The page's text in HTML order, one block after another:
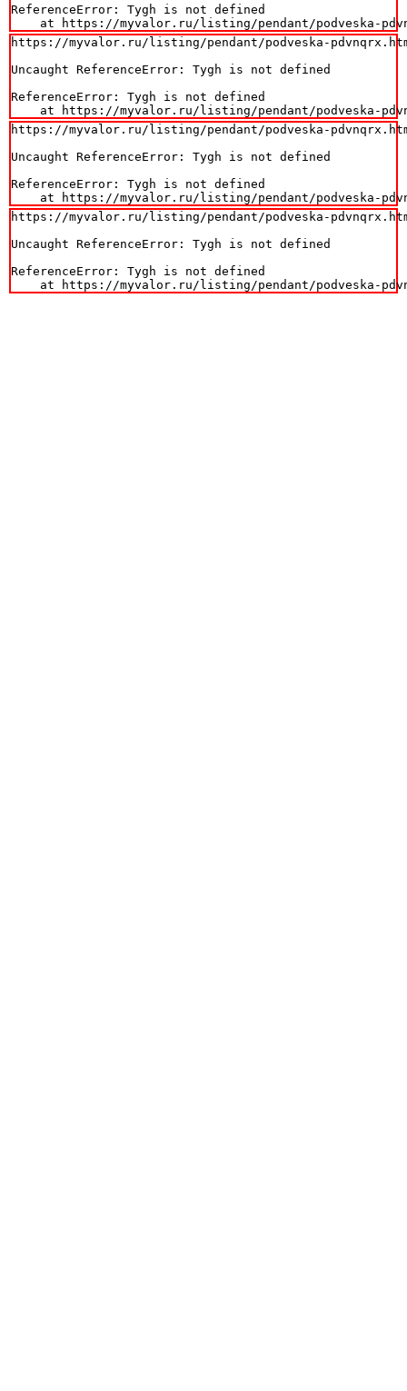
ReferenceError: Tygh is not defined
at https://myvalor.ru/listing/pendant/podveska-
https://myvalor.ru/listing/pendant/podveska-
Uncaught ReferenceError: Tygh is not defined
ReferenceError: Tygh is not defined
at https://myvalor.ru/listing/pendant/podveska-
https://myvalor.ru/listing/pendant/podveska-
Uncaught ReferenceError: Tygh is not defined
ReferenceError: Tygh is not defined
at https://myvalor.ru/listing/pendant/podveska-
https://myvalor.ru/listing/pendant/podveska-
Uncaught ReferenceError: Tygh is not defined
ReferenceError: Tygh is not defined
at https://myvalor.ru/listing/pendant/podveska-